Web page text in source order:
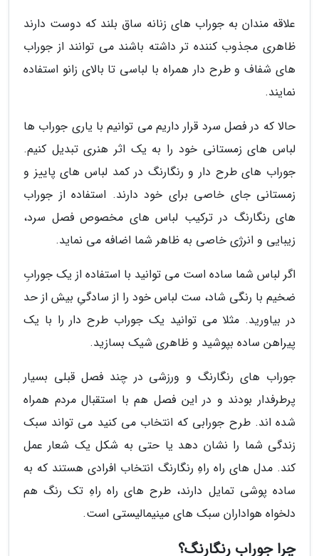
علاقه مندان به جوراب های زنانه ساق بلند که دوست دارند
ظاهری مجذوب کننده تر داشته باشند می توانند از جوراب
های شفاف و طرح دار همراه با لباسی تا بالای زانو استفاده
نمایند.
حالا که در فصل سرد قرار داریم می توانیم با یاری جوراب ها
لباس های زمستانی خود را به یک اثر هنری تبدیل کنیم.
جوراب های طرح دار و رنگارنگ در کمد لباس های پاییز و
زمستانی جای خاصی برای خود دارند. استفاده از جوراب
های رنگارنگ در ترکیب لباس های مخصوص فصل سرد،
زیبایی و انرژی خاصی به ظاهر شما اضافه می نماید.
اگر لباس شما ساده است می توانید با استفاده از یک جورابِ
ضخیم با رنگی شاد، ست لباس خود را از سادگیِ بیش از حد
در بیاورید. مثلا می توانید یک جوراب طرح دار را با یک
پیراهن ساده بپوشید و ظاهری شیک بسازید.
جوراب های رنگارنگ و ورزشی در چند فصل قبلی بسیار
پرطرفدار بودند و در این فصل هم با استقبال مردم همراه
شده اند. طرح جورابی که انتخاب می کنید می تواند سبک
زندگی شما را نشان دهد یا حتی به شکل یک شعار عمل
کند. مدل های راه راهِ رنگارنگ انتخاب افرادی هستند که به
ساده پوشی تمایل دارند، طرح های راه راهِ تک رنگ هم
دلخواه هواداران سبک های مینیمالیستی است.
چرا جوراب رنگارنگ؟